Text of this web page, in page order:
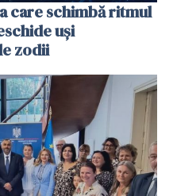
care schimbă ritmul
uși
zodii